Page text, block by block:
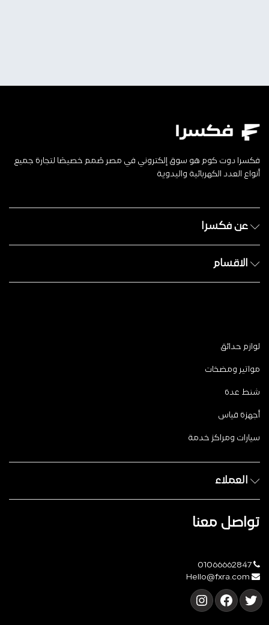
فكسرا دوت كوم هو سوق إلكتروني في مصر صُمم خصيصًا لتجارة جميع
أنواع العدد الكهربائية واليدوية
عن فكسرا
الاقسام
لوازم حدائق
مواتير ومضخات
شنط عدة
أجهزة قياس
سيارات ومراكز خدمة
العملاء
تواصل معنا
تويترفيسبوكإنستجرام